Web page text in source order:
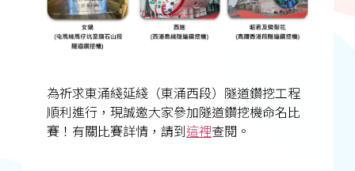
為祈求東涌綫延綫（東涌西段）隧道鑽挖工程
順利進行，現誠邀大家參加隧道鑽挖機命名比
賽！有關比賽詳情，請到這裡查閱。